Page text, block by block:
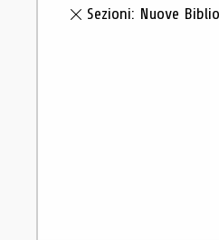
Sezioni: Nuove